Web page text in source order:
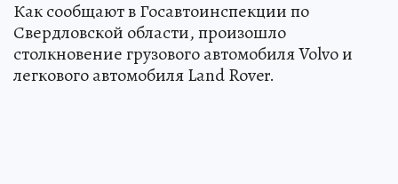
Как сообщают в Госавтоинспекции по
Свердловской области, произошло
столкновение грузового автомобиля Volvo и
легкового автомобиля Land Rover.